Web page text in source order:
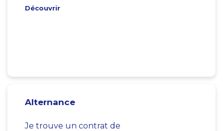
Découvrir
Alternance
Je trouve un contrat de